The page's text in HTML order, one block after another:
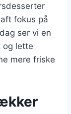
fokus på
ser vi en
og lette
mere friske